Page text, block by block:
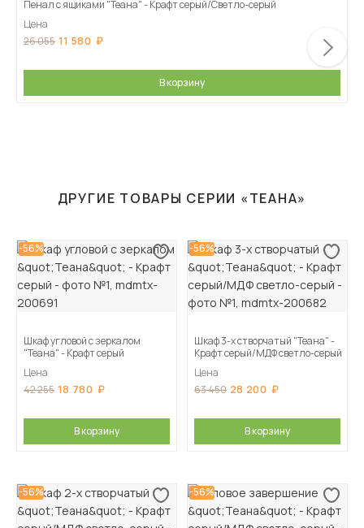
Пенал с ящиками "Теана" - Крафт серый/Светло-серый
Цена
26 055 11 580
В корзину
ДРУГИЕ ТОВАРЫ СЕРИИ «ТЕАНА»
-56%
Шкаф угловой с зеркалом
"Теана" - Крафт серый
Цена
42 255 18 780
В корзину
-56%
Шкаф 3-х створчатый "Теана" -
Крафт серый/МДФ светло-серый
Цена
63 450 28 200
В корзину
-56% -56%